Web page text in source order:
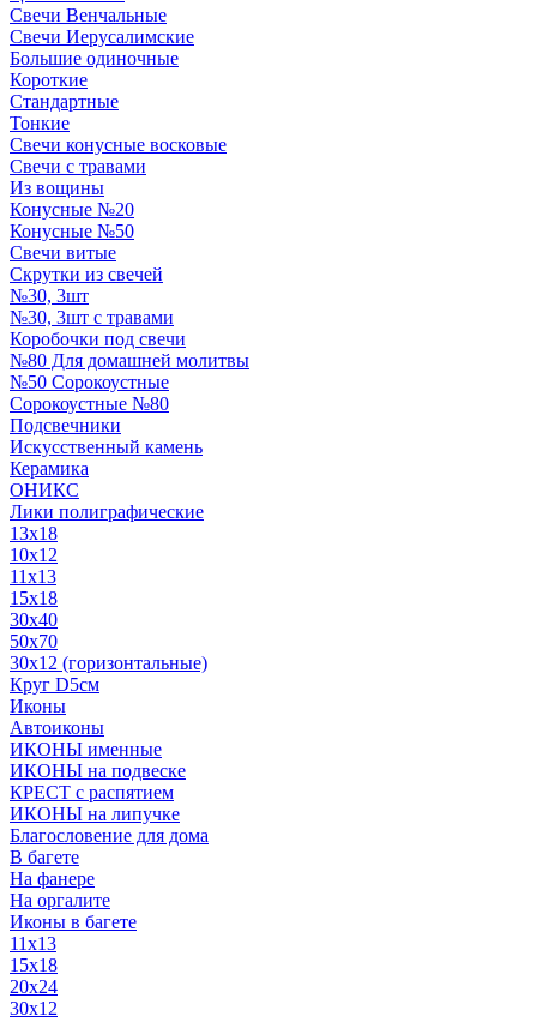
Свечи Венчальные
Свечи Иерусалимские
Большие одиночные
Короткие
Стандартные
Тонкие
Свечи конусные восковые
Свечи с травами
Из вощины
Конусные №20
Конусные №50
Свечи витые
Скрутки из свечей
№30, 3шт
№30, 3шт с травами
Коробочки под свечи
№80 Для домашней молитвы
№50 Сорокоустные
Сорокоустные №80
Подсвечники
Искусственный камень
Керамика
ОНИКС
Лики полиграфические
13x18
10x12
11х13
15х18
30x40
50x70
30x12 (горизонтальные)
Круг D5см
Иконы
Автоиконы
ИКОНЫ именные
ИКОНЫ на подвеске
КРЕСТ с распятием
ИКОНЫ на липучке
Благословение для дома
В багете
На фанере
На оргалите
Иконы в багете
11x13
15x18
20x24
30х12